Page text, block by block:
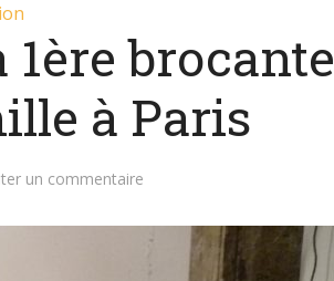
brocante
à Paris
un commentaire